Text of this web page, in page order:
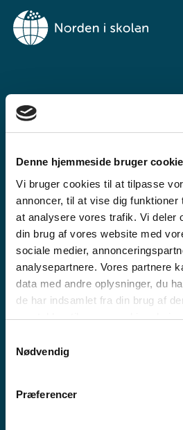
Denne hjemmeside bruger
Vi bruger cookies til at tilpasse
annoncer, til at vise dig
at analysere vores trafik. Vi deler
din brug af vores website med
sociale medier,
analysepartnere. Vores partnere
data med andre oplysninger, du
de har indsamlet fra din brug af
samtykker til vores cookies, hvis
Nødvendig
Præferencer
Tunngaviusumik
atuartitsinermi
MEEQQAT